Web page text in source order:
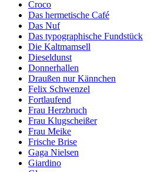
Croco
Das hermetische Café
Das Nuf
Das typographische Fundstück
Die Kaltmamsell
Dieseldunst
Donnerhallen
Draußen nur Kännchen
Felix Schwenzel
Fortlaufend
Frau Herzbruch
Frau Klugscheißer
Frau Meike
Frische Brise
Gaga Nielsen
Giardino